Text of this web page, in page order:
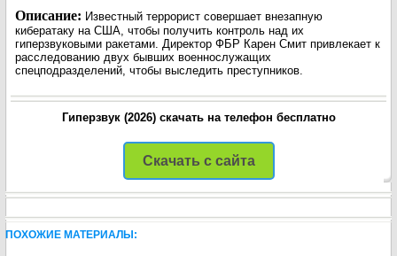
Описание: Известный террорист совершает внезапную
кибератаку на США, чтобы получить контроль над их
гиперзвуковыми ракетами. Директор ФБР Карен Смит привлекает к
расследованию двух бывших военнослужащих
спецподразделений, чтобы выследить преступников.
Гиперзвук (2026) скачать на телефон бесплатно
Скачать с сайта
ПОХОЖИЕ МАТЕРИАЛЫ: